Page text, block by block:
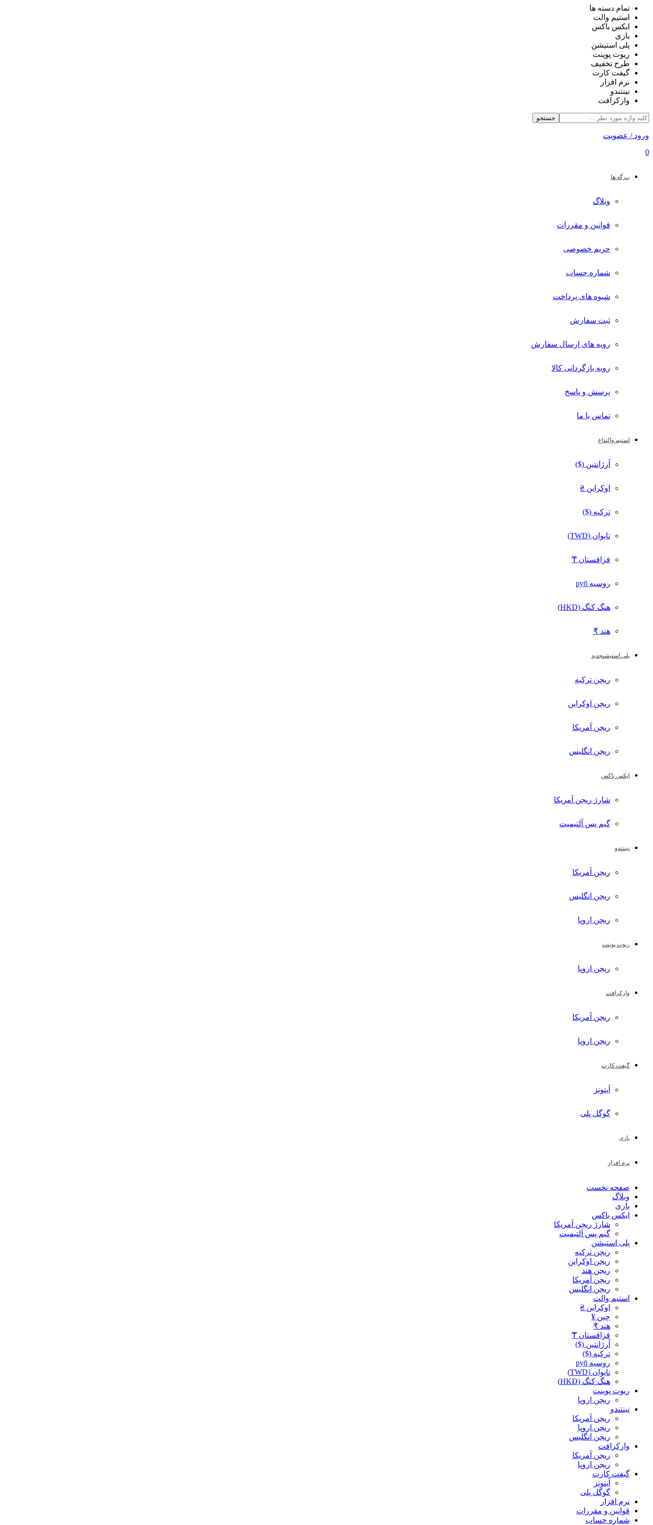
تمام دسته ها
استیم والت
ایکس باکس
بازی
پلی استیشن
ریوت پوینت
طرح تخفیف
گیفت کارت
نرم افزار
نینتندو
وارکرافت
جستجو
ورود / عضویت
0
بـرگه ها
وبلاگ
قوانین و مقررات
حریم خصوصی
شماره حساب
شیوه های پرداخت
ثبت سفارش
رویه های ارسال سفارش
رویه بازگردانی کالا
پرسش و پاسخ
تماس با ما
استیم والتداغ
آرژانتین ($)
اوکراین ₴
ترکیه ($)
تایوان (TWD)
قزاقستان ₸
روسیه руб
هنگ کنگ (HKD)
هند ₹
پلی استیشنجدید
ریجن ترکیه
ریجن اوکراین
ریجن آمریکا
ریجن انگلیس
ایکس باکس
شارژ ریجن آمریکا
گیم پس آلتیمیت
نینتندو
ریجن آمریکا
ریجن انگلیس
ریجن اروپا
ریوت پوینت
ریجن اروپا
وارکرافت
ریجن آمریکا
ریجن اروپا
گیفت کارت
آیتونز
گوگل پلی
بازی
نرم افزار
صفحه نخست
وبلاگ
بازی
ایکس باکس
شارژ ریجن آمریکا
گیم پس آلتیمیت
پلی استیشن
ریجن ترکیه
ریجن اوکراین
ریجن هند
ریجن آمریکا
ریجن انگلیس
استیم والت
اوکراین ₴
چین ¥
هند ₹
قزاقستان ₸
آرژانتین ($)
ترکیه ($)
روسیه руб
تایوان (TWD)
هنگ کنگ (HKD)
ریوت پوینت
ریجن اروپا
نینتندو
ریجن آمریکا
ریجن اروپا
ریجن انگلیس
وارکرافت
ریجن آمریکا
ریجن اروپا
گیفت کارت
آیتونز
گوگل پلی
نرم افزار
قوانین و مقررات
شماره حساب